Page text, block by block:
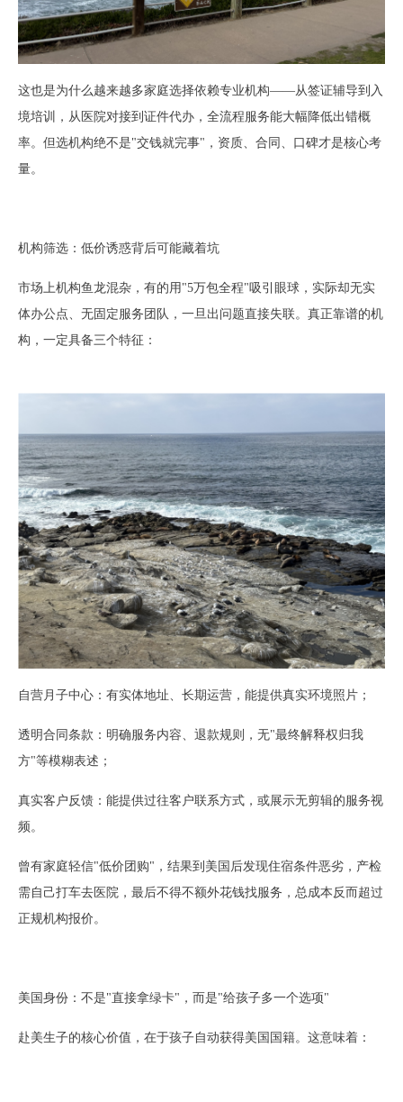
这也是为什么越来越多家庭选择依赖专业机构——从签证辅导到入
境培训，从医院对接到证件代办，全流程服务能大幅降低出错概
率。但选机构绝不是"交钱就完事"，资质、合同、口碑才是核心考
量。
机构筛选：低价诱惑背后可能藏着坑
市场上机构鱼龙混杂，有的用 "5万包全程"吸引眼球，实际却无实
体办公点、无固定服务团队，一旦出问题直接失联。真正靠谱的机
构，一定具备三个特征：
自营月子中心：有实体地址、长期运营，能提供真实环境照片；
透明合同条款：明确服务内容、退款规则，无"最终解释权归我
方"等模糊表述；
真实客户反馈：能提供过往客户联系方式，或展示无剪辑的服务视
频。
曾有家庭轻信"低价团购"，结果到美国后发现住宿条件恶劣，产检
需自己打车去医院，最后不得不额外花钱找服务，总成本反而超过
正规机构报价。
美国身份：不是"直接拿绿卡"，而是"给孩子多一个选项"
赴美生子的核心价值，在于孩子自动获得美国国籍。这意味着：